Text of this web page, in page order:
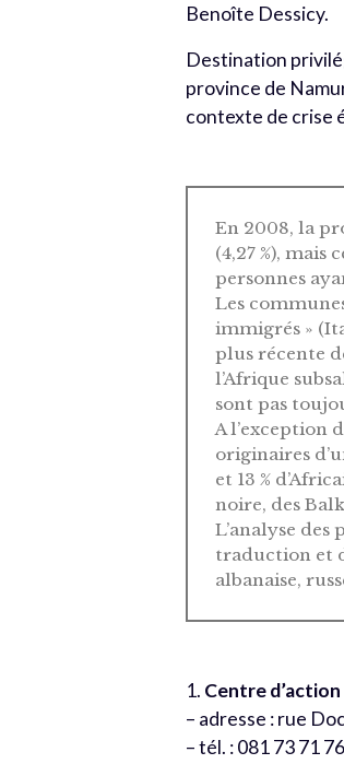
Benoîte Dessicy.
Destination
province de
contexte de crise
En 2008, la
(4,27 %),
personnes
Les
immigrés »
plus récente
l’Afrique
sont pas
A l’exception
originaires
et 13 %
noire, des
L’analyse
traduction et
albanaise,
1. Centre
– adresse : rue
– tél. : 081 73 71